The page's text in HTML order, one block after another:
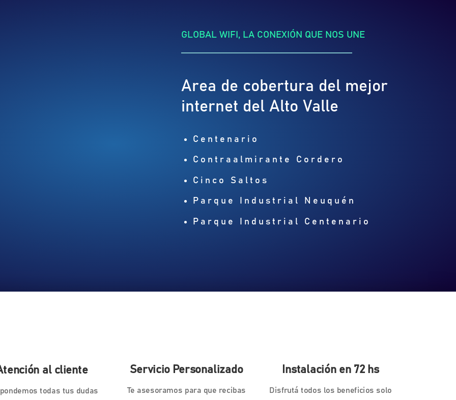
GLOBAL WIFI, LA CONEXIÓN QUE NOS UNE
Area de cobertura del mejor
internet del Alto Valle
Centenario
Contraalmirante Cordero
Cinco Saltos
Parque Industrial Neuquén
Parque Industrial Centenario
al cliente
todas tus dudas
Servicio Personalizado
Te asesoramos para que recibas
Instalación en 72 hs
Disfrutá todos los beneficios solo